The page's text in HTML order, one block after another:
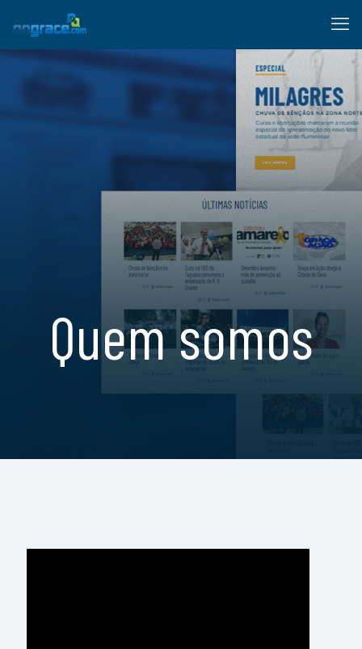
Quem somos